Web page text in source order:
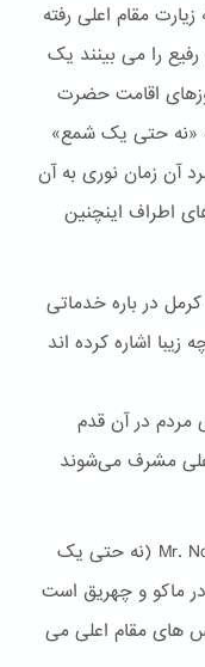
مقام اعلی رفته
را می بینند یک
اقامت حضرت
«نه حتی یک شمع»
آن زمان نوری به آن
اطراف اینچنین
در باره خدماتی
اشاره کرده اند
در آن قدم
مشرف می‌شوند
لینک زیر (۱) کاری از Mr. Badiyan و Mr. Nolley (نه حتی یک
ماکو و چهریق است
های مقام اعلی می